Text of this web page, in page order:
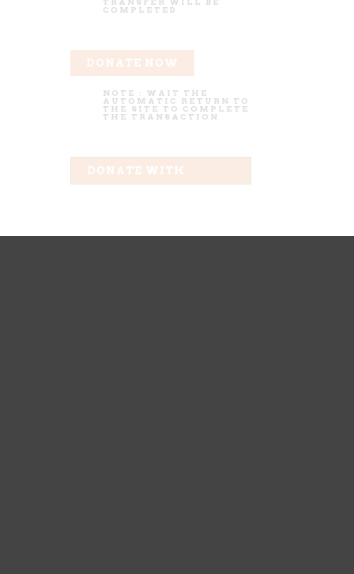
COMPLETED
DONATE NOW
NOTE : WAIT THE
AUTOMATIC RETURN TO
THE SITE TO COMPLETE
THE TRANSACTION